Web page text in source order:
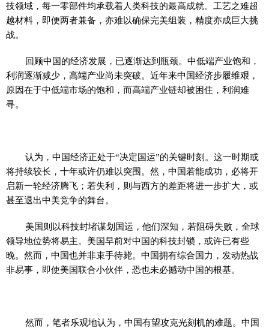
技领域，每一零部件均承载着人类科技的最高成就。工艺之难超
越材料，即便两者兼备，亦难以确保完美组装，精度亦成巨大挑
战。
回顾中国的经济发展，已逐渐达到瓶颈。中低端产业饱和，
利润逐渐减少，高端产业尚未突破。近年来中国经济步履维艰，
原因在于中低端市场的饱和，而高端产业链却被困住，利润难
寻。
认为，中国经济正处于“决定国运”的关键时刻。这一时期或
将持续较长，十年或许仍难以突围。然，中国若能成功，必将开
启新一轮经济腾飞；若失利，则与西方的差距将进一步扩大，或
甚至退出中美竞争的舞台。
美国则以科技封堵谋划国运，他们深知，若阻碍失败，全球
领导地位势将易主。美国早前对中国的科技封锁，或许已有些
晚。然而，中国也并非束手待毙。中国拥有综合国力，发动热战
非易事，即使美国联合小伙伴，恐也未必撼动中国的根基。
然而，笔者乐观地认为，中国有望攻克光刻机的难题。中国